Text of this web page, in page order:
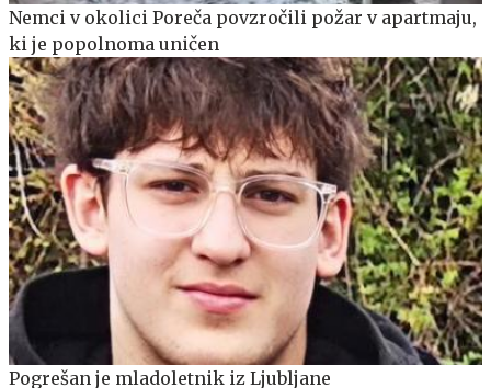
Nemci v okolici Poreča povzročili požar v apartmaju,
ki je popolnoma uničen
Pogrešan je mladoletnik iz Ljubljane